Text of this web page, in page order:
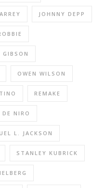
JOHNNY DEPP
GIBSON
OWEN WILSON
REMAKE
DE NIRO
L. JACKSON
STANLEY KUBRICK